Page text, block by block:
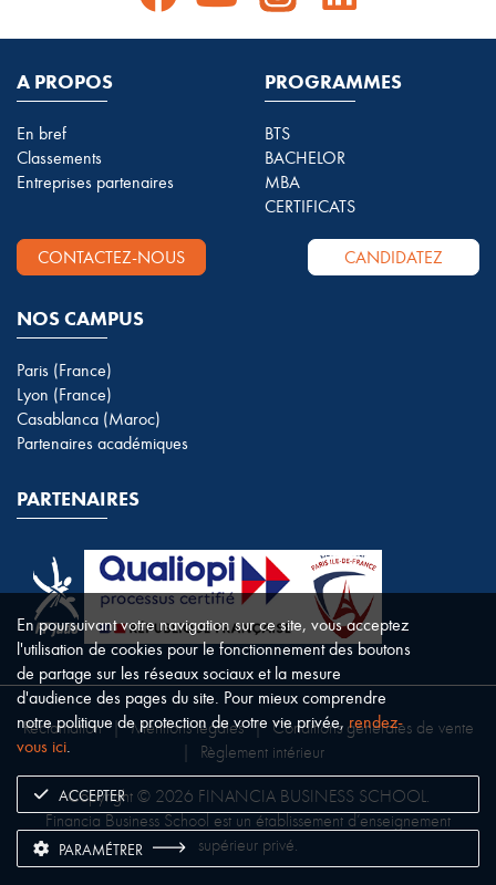
A PROPOS
En bref
Classements
Entreprises partenaires
PROGRAMMES
BTS
BACHELOR
MBA
CERTIFICATS
CONTACTEZ-NOUS CANDIDATEZ
NOS CAMPUS
Paris (France)
Lyon (France)
Casablanca (Maroc)
Partenaires académiques
PARTENAIRES
Copyright © 2026 FINANCIA BUSINESS SCHOOL.
Financia Business School est un établissement d’enseignement
supérieur privé.
Réclamation | Mentions légales | Conditions générales de vente
Règlement intérieur
En poursuivant votre navigation sur ce site, vous acceptez
l'utilisation de cookies pour le fonctionnement des boutons
de partage sur les réseaux sociaux et la mesure
d'audience des pages du site. Pour mieux comprendre
notre politique de protection de votre vie privée,rendez-
vous ici.
ACCEPTER
PARAMÉTRER